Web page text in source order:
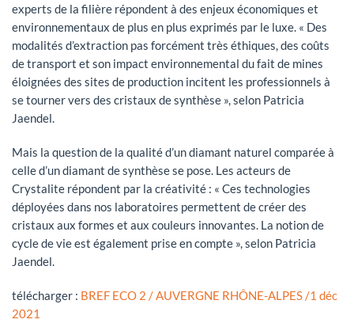
experts de la filière répondent à des enjeux économiques et
environnementaux de plus en plus exprimés par le luxe. « Des
modalités d’extraction pas forcément très éthiques, des coûts
de transport et son impact environnemental du fait de mines
éloignées des sites de production incitent les professionnels à
se tourner vers des cristaux de synthèse », selon Patricia
Jaendel.
Mais la question de la qualité d’un diamant naturel comparée à
celle d’un diamant de synthèse se pose. Les acteurs de
Crystalite répondent par la créativité : « Ces technologies
déployées dans nos laboratoires permettent de créer des
cristaux aux formes et aux couleurs innovantes. La notion de
cycle de vie est également prise en compte », selon Patricia
Jaendel.
télécharger : BREF ECO 2 / AUVERGNE RHÔNE-ALPES /1 déc
2021